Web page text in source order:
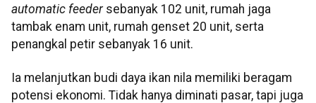
automatic feedersebanyak 102 unit, rumah jaga
tambak enam unit, rumah genset 20 unit, serta
penangkal petir sebanyak 16 unit.
Ia melanjutkan budi daya ikan nila memiliki beragam
potensi ekonomi. Tidak hanya diminati pasar, tapi juga